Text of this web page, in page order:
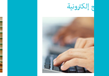
نماذج إلكترونية